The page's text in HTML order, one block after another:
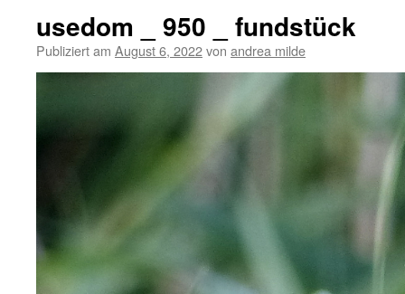
usedom _ 950 _ fundstück
Publiziert am August 6, 2022von andrea milde